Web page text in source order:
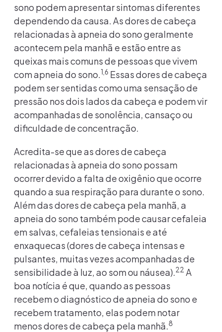
sono podem apresentar sintomas diferentes
dependendo da causa. As dores de cabeça
relacionadas à apneia do sono geralmente
acontecem pela manhã e estão entre as
queixas mais comuns de pessoas que vivem
com apneia do sono. 1,6 Essas dores de cabeça
podem ser sentidas como uma sensação de
pressão nos dois lados da cabeça e podem vir
acompanhadas de sonolência, cansaço ou
dificuldade de concentração.
Acredita-se que as dores de cabeça
relacionadas à apneia do sono possam
ocorrer devido a falta de oxigênio que ocorre
quando a sua respiração para durante o sono.
Além das dores de cabeça pela manhã, a
apneia do sono também pode causar cefaleia
em salvas, cefaleias tensionais e até
enxaquecas (dores de cabeça intensas e
pulsantes, muitas vezes acompanhadas de
sensibilidade à luz, ao som ou náusea). 22 A
boa notícia é que, quando as pessoas
recebem o diagnóstico de apneia do sono e
recebem tratamento, elas podem notar
menos dores de cabeça pela manhã. 8